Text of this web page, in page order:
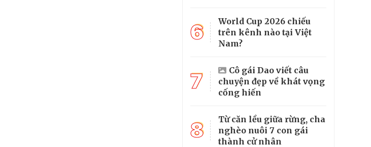
6
World Cup 2026 chiếu
trên kênh nào tại Việt
Nam?
7
Cô gái Dao viết câu
chuyện đẹp về khát vọng
cống hiến
8
Từ căn lều giữa rừng, cha
nghèo nuôi 7 con gái
thành cử nhân